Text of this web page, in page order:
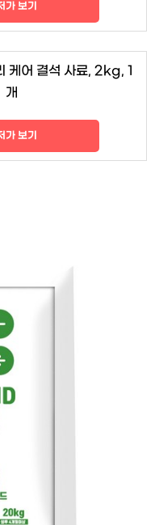
가 보기
케어 결석 사료, 2kg, 1
개
가 보기